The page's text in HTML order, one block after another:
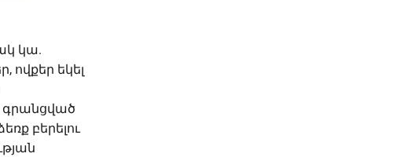
կա.
ովքեր եկել
գրանցված
բերելու